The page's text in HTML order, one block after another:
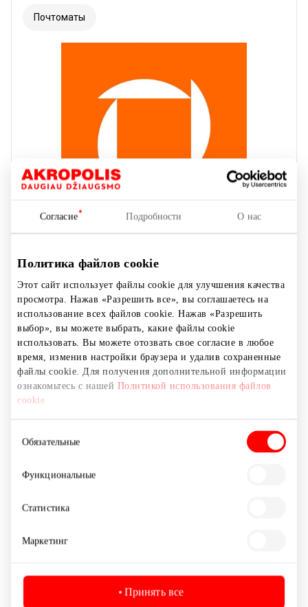
Согласие Подробности О нас
Политика файлов cookie
Этот сайт использует файлы cookie для улучшения качества
просмотра. Нажав «Разрешить все», вы соглашаетесь на
использование всех файлов cookie. Нажав «Разрешить
выбор», вы можете выбрать, какие файлы cookie
использовать. Вы можете отозвать свое согласие в любое
время, изменив настройки браузера и удалив сохраненные
файлы cookie. Для получения дополнительной информации
ознакомьтесь с нашей Политикой использования файлов
cookie
согласия
Обязательные
Функциональные
Статистика
Маркетинг
Принять все
Почтоматы
OMNIVA PAŠTOMATAS
Почтоматы